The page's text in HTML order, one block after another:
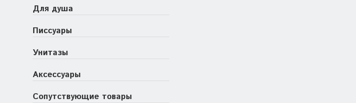
Для душа
Писсуары
Унитазы
Аксессуары
Сопутствующие товары